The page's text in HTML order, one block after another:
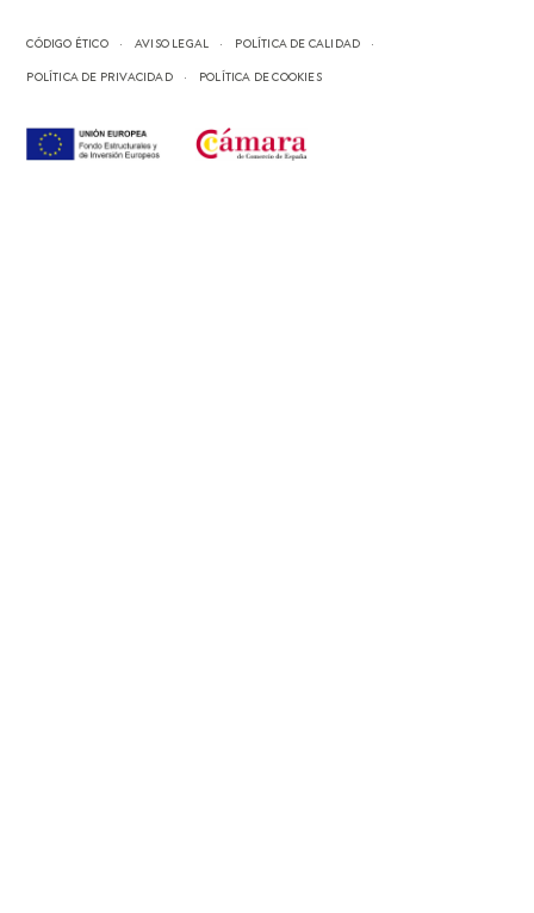
CÓDIGO ÉTICO AVISO LEGAL
POLÍTICA DE CALIDAD
POLÍTICA DE PRIVACIDAD
POLÍTICA DE COOKIES